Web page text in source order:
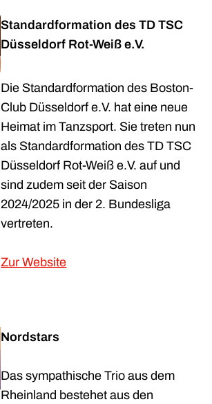
Standardformation des TD TSC
Düsseldorf Rot-Weiß e.V.
Die Standardformation des Boston-
Club Düsseldorf e.V. hat eine neue
Heimat im Tanzsport. Sie treten nun
als Standardformation des TD TSC
Düsseldorf Rot-Weiß e.V. auf und
sind zudem seit der Saison
2024/2025 in der 2. Bundesliga
vertreten.
Zur Website
Nordstars
Das sympathische Trio aus dem
Rheinland bestehet aus den